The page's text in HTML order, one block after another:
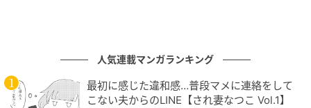
果として「自分自身の人生」を取り戻すことにつなが
りました。大きな代償は払いましたが、これからの人
生をより自分らしく、胸を張って歩んでいくための大
人気連載マンガランキング
最初に感じた違和感…普段マメに連絡をして
こない夫からのLINE【され妻なつこ Vol.1】